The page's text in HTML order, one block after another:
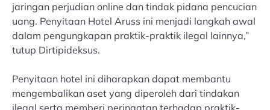
jaringan perjudian online dan tindak pidana pencucian
uang. Penyitaan Hotel Aruss ini menjadi langkah awal
dalam pengungkapan praktik-praktik ilegal lainnya,”
tutup Dirtipideksus.
Penyitaan hotel ini diharapkan dapat membantu
mengembalikan aset yang diperoleh dari tindakan